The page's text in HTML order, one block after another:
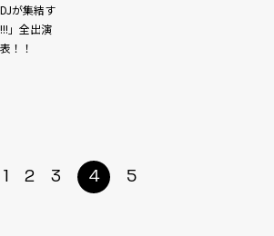
が集結す
」全出演
！！
1 2 3 4 5